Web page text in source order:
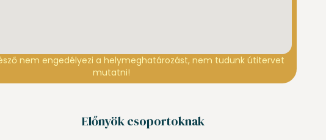
nem engedélyezi a helymeghatározást, nem tudunk útitervet
mutatni!
Előnyök csoportoknak